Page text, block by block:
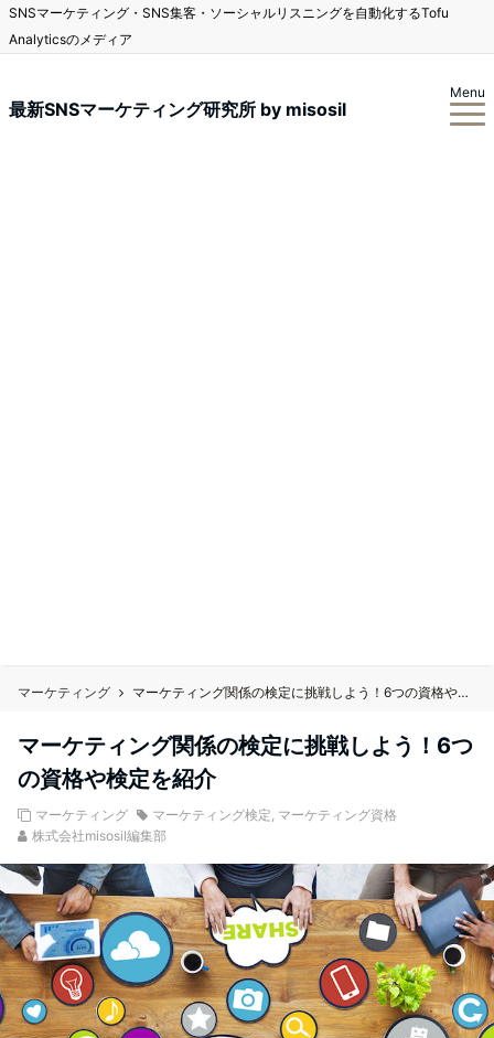
SNSマーケティング・SNS集客・ソーシャルリスニングを自動化するTofu
Analyticsのメディア
最新SNSマーケティング研究所 by misosil
Menu
マーケティング マーケティング関係の検定に挑戦しよう！6つの資格や検定を紹介
マーケティング関係の検定に挑戦しよう！6つ
の資格や検定を紹介
マーケティング マーケティング検定, マーケティング資格
株式会社misosil編集部